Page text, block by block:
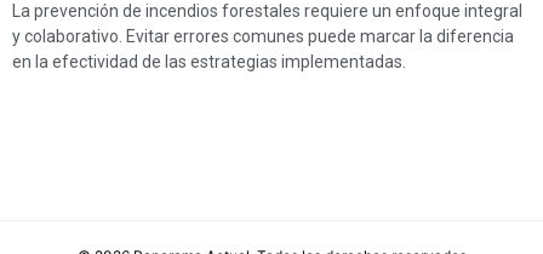
La prevención de incendios forestales requiere un enfoque integral
y colaborativo. Evitar errores comunes puede marcar la diferencia
en la efectividad de las estrategias implementadas.